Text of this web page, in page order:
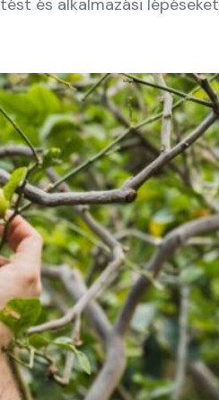
és alkalmazási